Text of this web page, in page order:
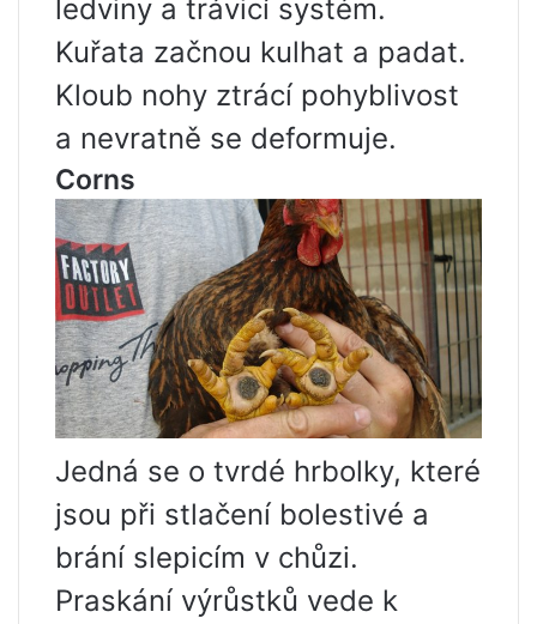
ledviny a trávicí systém.
Kuřata začnou kulhat a padat.
Kloub nohy ztrácí pohyblivost
a nevratně se deformuje.
Corns
Jedná se o tvrdé hrbolky, které
jsou při stlačení bolestivé a
brání slepicím v chůzi.
Praskání výrůstků vede k